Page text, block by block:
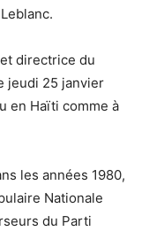
directrice du
jeudi 25 janvier
en Haïti comme à
les années 1980,
Nationale
du Parti